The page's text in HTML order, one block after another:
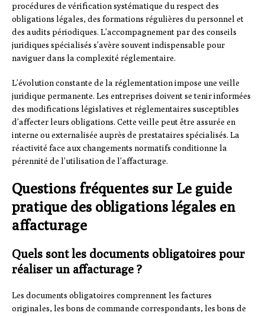
procédures de vérification systématique du respect des
obligations légales, des formations régulières du personnel et
des audits périodiques. L’accompagnement par des conseils
juridiques spécialisés s’avère souvent indispensable pour
naviguer dans la complexité réglementaire.
L’évolution constante de la réglementation impose une veille
juridique permanente. Les entreprises doivent se tenir informées
des modifications législatives et réglementaires susceptibles
d’affecter leurs obligations. Cette veille peut être assurée en
interne ou externalisée auprès de prestataires spécialisés. La
réactivité face aux changements normatifs conditionne la
pérennité de l’utilisation de l’affacturage.
Questions fréquentes sur Le guide
pratique des obligations légales en
affacturage
Quels sont les documents obligatoires pour
réaliser un affacturage ?
Les documents obligatoires comprennent les factures
originales, les bons de commande correspondants, les bons de